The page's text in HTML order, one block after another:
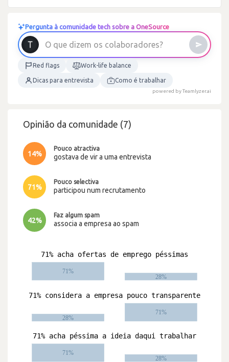
Pergunta à comunidade tech sobre a OneSource
O que d izem os colaborad ores?
Red flags Work-life balance
Dicas para entrevista Como é trabalhar
powered by Teamlyzer.ai
Opinião da comunidade (7)
14%
Pouco atractiva
gostava de vir a uma entrevista
71%
Pouco selectiva
participou num recrutamento
42%
Faz algum spam
associa a empresa ao spam